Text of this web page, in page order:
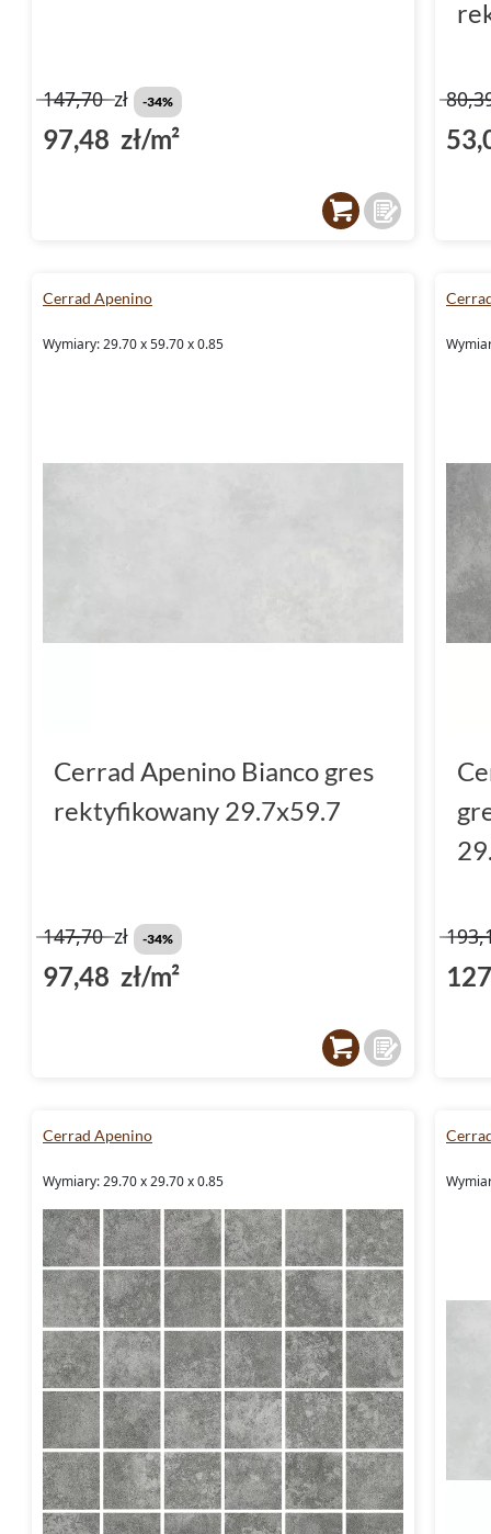
147,70zł -34%
97,48 zł/m²
Cerrad Apenino
Wymiary: 29.70 x 59.70 x 0.85
Cerrad Apenino Bianco gres
rektyfikowany 29.7x59.7
147,70zł -34%
97,48 zł/m²
Cerrad Apenino
Wymiary: 29.70 x 29.70 x 0.85